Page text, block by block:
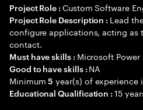
Project Role : Custom Software
Project Role Description : Lead
configure applications, acting as
contact.
Must have skills : Microsoft Power
Good to have skills : NA
Minimum5 year(s) of experience
Educational Qualification :15